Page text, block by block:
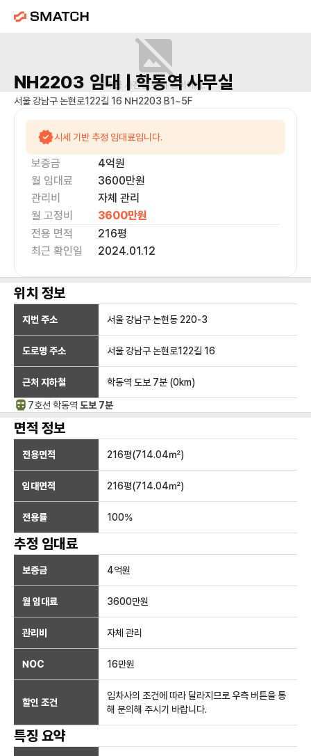
매물 사진을 준비 중이에요.
NH2203 임대 | 학동역사무실
서울 강남구 논현로122길 16 NH2203 B1~5F
시세 기반 추정 임대료입니다.
보증금 4억원
월 임대료
3600만원
관리비
자체 관리
월 고정비
3600만원
전용 면적
216평
최근 확인일
2024.01.12
위치 정보
지번 주소 서울 강남구 논현동 220-3
도로명 주소 서울 강남구 논현로122길 16
근처 지하철 학동역 도보 7분 (0km)
7호선 학동역 도보 7분
면적 정보
전용면적 216평(714.04㎡)
임대면적 216평(714.04㎡)
전용률 100%
추정 임대료
보증금 4억원
월 임대료 3600만원
관리비 자체 관리
NOC 16만원
할인 조건
임차사의 조건에 따라 달라지므로 우측 버튼을 통
해 문의해 주시기 바랍니다.
특징 요약